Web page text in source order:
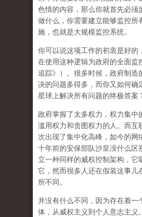
色情的内容，那么你就首先必须
做什么，你需要建立能够监控所
施，也就是大规模监控系统。
你可以说这项工作的初衷是好的
在使用这种逻辑为政府的全面监
追踪》）。 很多时候，政府制造
决的问题多得多，而你又如何确
星球上解决所有问题的终极答案
政府掌握了太多权力，权力集中
滥用权力和贪图权力的人。而互
次出现了集中化高峰， 如今的网
十年前的安保部队沙皇没什么区
立一种同样的威权控制架构，它
它，然而很多人还在假装这事儿
所不同。
并没有什么不同，因为存在着一
体，从威权主义到个人意志主义